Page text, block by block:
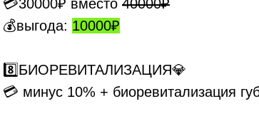
💳30000₽ вместо 40000₽
💰выгода: 10000₽
8️⃣БИОРЕВИТАЛИЗАЦИЯ💎
💳 минус 10% + биоревитализация